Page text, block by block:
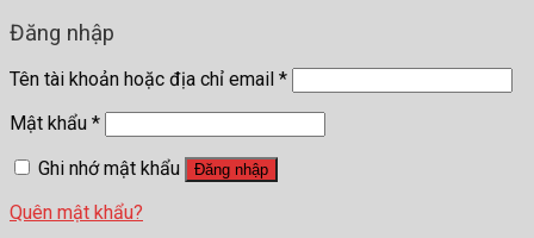
Đăng nhập
Tên tài khoản hoặc địa chỉ email *
Mật khẩu *
Ghi nhớ mật khẩu
Đăng nhập
Quên mật khẩu?